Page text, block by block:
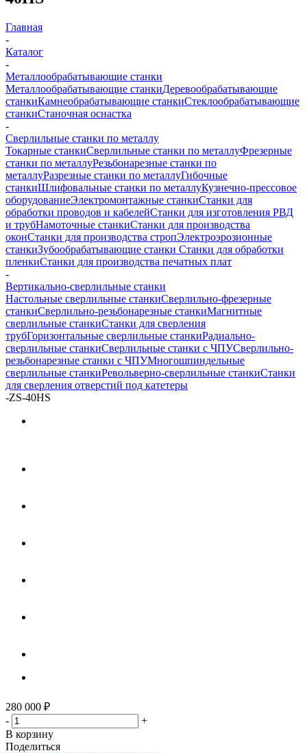
Главная
-
Каталог
-
Металлообрабатывающие станки
Металлообрабатывающие станкиДеревообрабатывающие
станкиКамнеобрабатывающие станкиСтеклообрабатывающие
станкиСтаночная оснастка
-
Сверлильные станки по металлу
Токарные станкиСверлильные станки по металлуФрезерные
станки по металлуРезьбонарезные станки по
металлуРазрезные станки по металлуГибочные
станкиШлифовальные станки по металлуКузнечно-прессовое
оборудованиеЭлектромонтажные станкиСтанки для
обработки проводов и кабелейСтанки для изготовления РВД
и трубНамоточные станкиСтанки для производства
оконСтанки для производства стропЭлектроэрозионные
станкиЗубообрабатывающие станки Станки для обработки
пленкиСтанки для производства печатных плат
-
Вертикально-сверлильные станки
Настольные сверлильные станкиСверлильно-фрезерные
станкиСверлильно-резьбонарезные станкиМагнитные
сверлильные станкиСтанки для сверления
трубГоризонтальные сверлильные станкиРадиально-
сверлильные станкиСверлильные станки с ЧПУСверлильно-
резьбонарезные станки с ЧПУМногошпиндельные
сверлильные станкиРевольверно-сверлильные станкиСтанки
для сверления отверстий под катетеры
-ZS-40HS
280 000 ₽
-
+
В корзину
Поделиться